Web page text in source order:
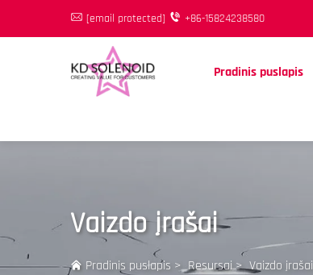
[email protected] +86-15824238580
Pradinis puslapis
Vaizdo įrašai
Pradinis puslapis >Resursai>Vaizdo įrašai